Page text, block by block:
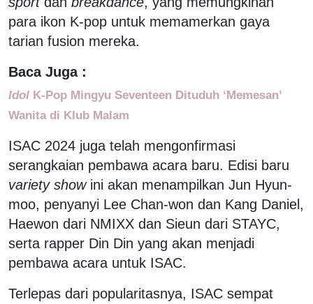
para ikon K-pop untuk memamerkan gaya
tarian fusion mereka.
Baca Juga :
Idol K-Pop Mingyu Seventeen Dituduh ‘Memesan’
Wanita di Klub Malam
ISAC 2024 juga telah mengonfirmasi
serangkaian pembawa acara baru. Edisi baru
variety showini akan menampilkan Jun Hyun-
moo, penyanyi Lee Chan-won dan Kang Daniel,
Haewon dari NMIXX dan Sieun dari STAYC,
serta rapper Din Din yang akan menjadi
pembawa acara untuk ISAC.
Terlepas dari popularitasnya, ISAC sempat